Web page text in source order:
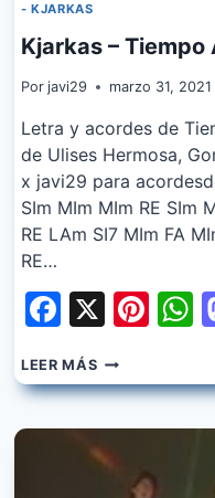
- KJARKAS
Kjarkas – Tiempo
Por javi29 marzo 31, 2021
Letra y acordes de
de Ulises Hermosa,
x javi29 para
SIm MIm MIm RE SIm
RE LAm SI7 MIm
RE…
X
LEER MÁSKJARKAS
–
TIEMPO
TIEMPO